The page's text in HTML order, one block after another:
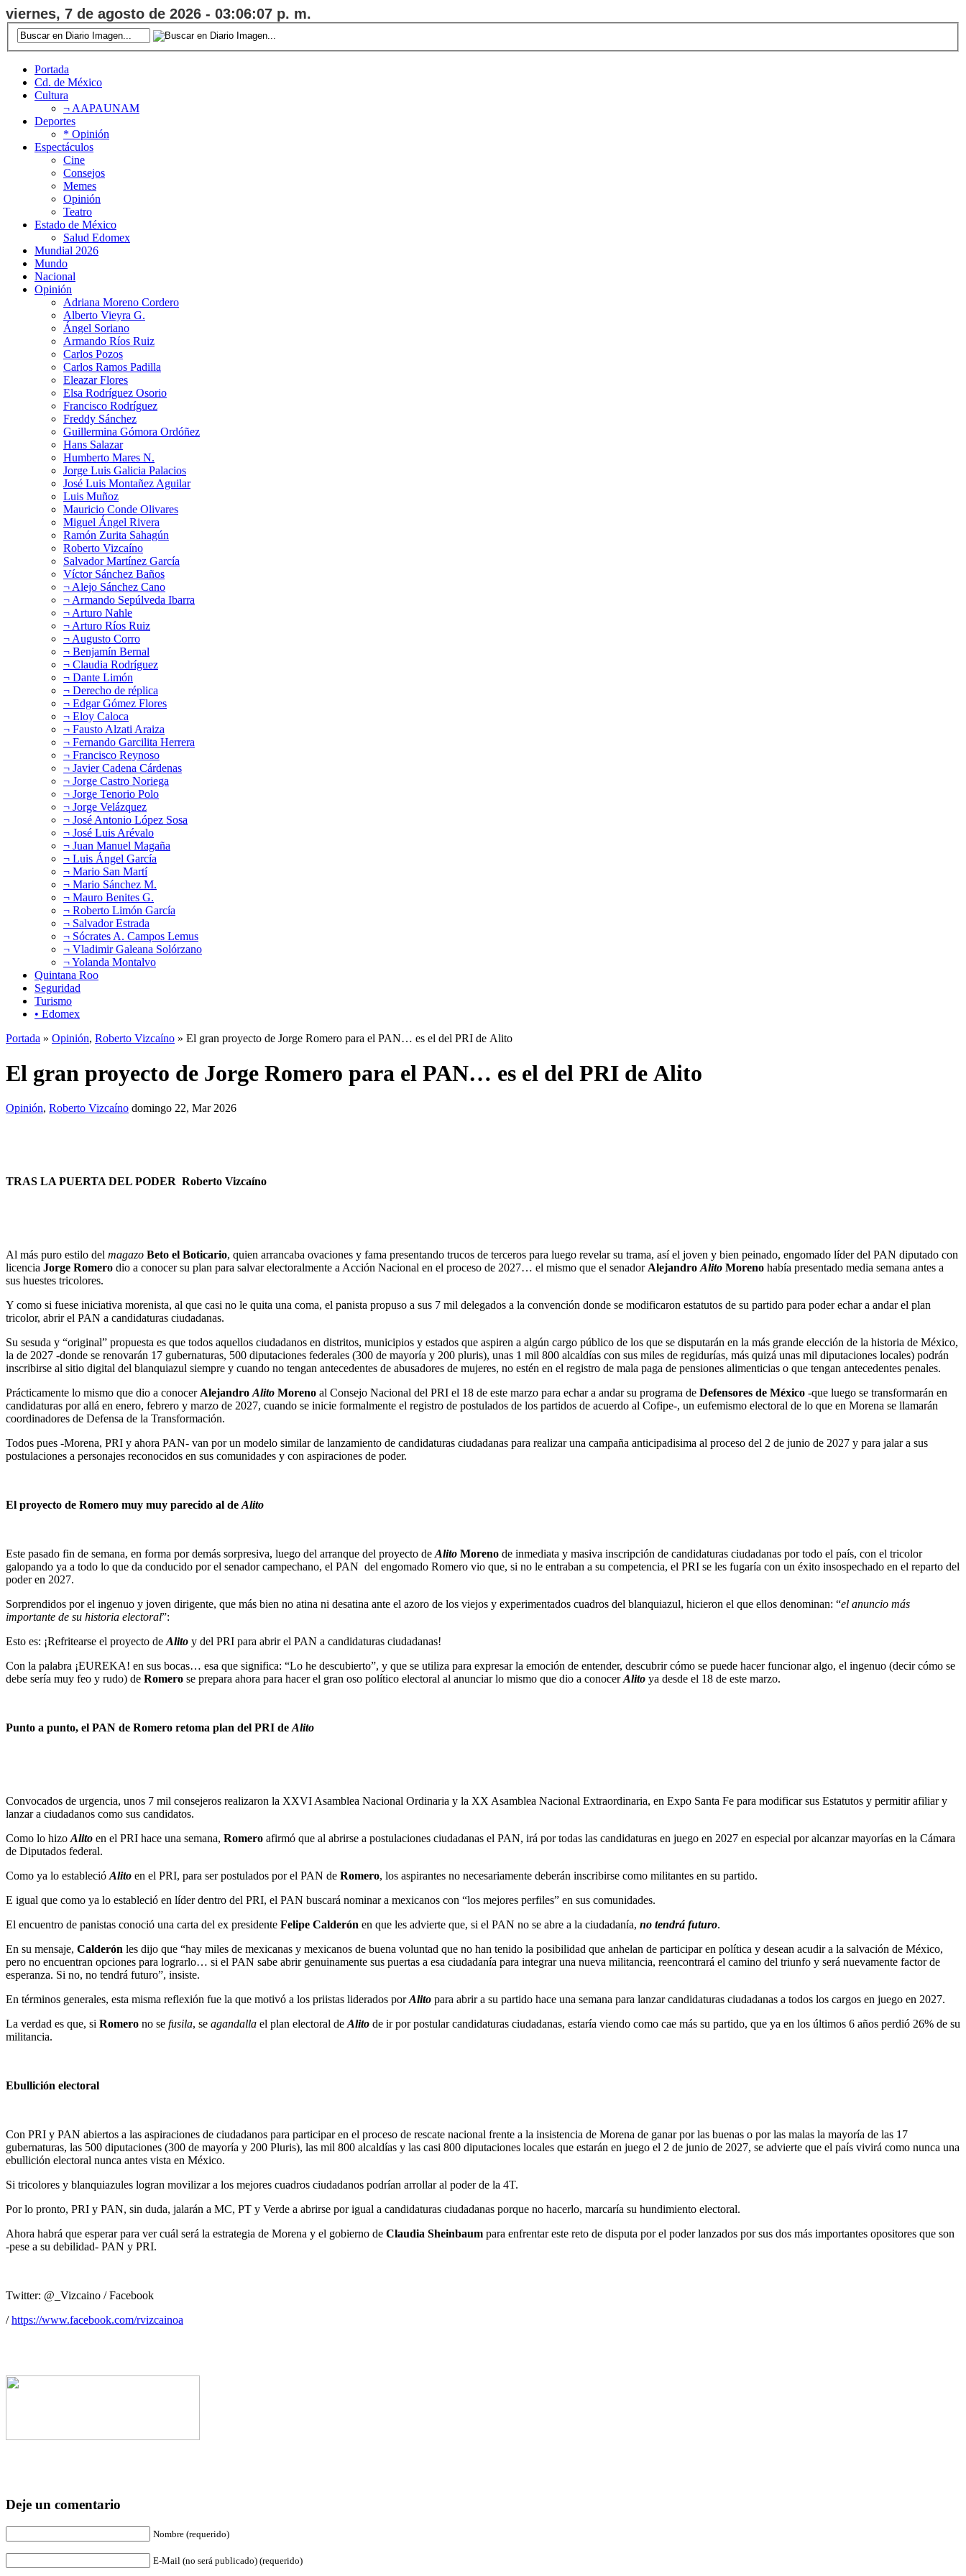
viernes, 7 de agosto de 2026 - 03:06:08 p. m.
Portada
Cd. de México
Cultura
¬ AAPAUNAM
Deportes
* Opinión
Espectáculos
Cine
Consejos
Memes
Opinión
Teatro
Estado de México
Salud Edomex
Mundial 2026
Mundo
Nacional
Opinión
Adriana Moreno Cordero
Alberto Vieyra G.
Ángel Soriano
Armando Ríos Ruiz
Carlos Pozos
Carlos Ramos Padilla
Eleazar Flores
Elsa Rodríguez Osorio
Francisco Rodríguez
Freddy Sánchez
Guillermina Gómora Ordóñez
Hans Salazar
Humberto Mares N.
Jorge Luis Galicia Palacios
José Luis Montañez Aguilar
Luis Muñoz
Mauricio Conde Olivares
Miguel Ángel Rivera
Ramón Zurita Sahagún
Roberto Vizcaíno
Salvador Martínez García
Víctor Sánchez Baños
¬ Alejo Sánchez Cano
¬ Armando Sepúlveda Ibarra
¬ Arturo Nahle
¬ Arturo Ríos Ruiz
¬ Augusto Corro
¬ Benjamín Bernal
¬ Claudia Rodríguez
¬ Dante Limón
¬ Derecho de réplica
¬ Edgar Gómez Flores
¬ Eloy Caloca
¬ Fausto Alzati Araiza
¬ Fernando Garcilita Herrera
¬ Francisco Reynoso
¬ Javier Cadena Cárdenas
¬ Jorge Castro Noriega
¬ Jorge Tenorio Polo
¬ Jorge Velázquez
¬ José Antonio López Sosa
¬ José Luis Arévalo
¬ Juan Manuel Magaña
¬ Luis Ángel García
¬ Mario San Martí
¬ Mario Sánchez M.
¬ Mauro Benites G.
¬ Roberto Limón García
¬ Salvador Estrada
¬ Sócrates A. Campos Lemus
¬ Vladimir Galeana Solórzano
¬ Yolanda Montalvo
Quintana Roo
Seguridad
Turismo
• Edomex
Portada » Opinión, Roberto Vizcaíno » El gran proyecto de Jorge Romero para el PAN… es el del PRI de Alito
El gran proyecto de Jorge Romero para el PAN… es el del PRI de Alito
Opinión, Roberto Vizcaíno domingo 22, Mar 2026
TRAS LA PUERTA DEL PODER Roberto Vizcaíno
Al más puro estilo del magazo Beto el Boticario, quien arrancaba ovaciones y fama presentando trucos de terceros para luego revelar su trama, así el joven y bien peinado, engomado líder del PAN diputado con
licencia Jorge Romero dio a conocer su plan para salvar electoralmente a Acción Nacional en el proceso de 2027… el mismo que el senadorAlejandroAlito Moreno había presentado media semana antes a
sus huestes tricolores.
Y como si fuese iniciativa morenista, al que casi no le quita una coma, el panista propuso a sus 7 mil delegados a la convención donde se modificaron estatutos de su partido para poder echar a andar el plan
tricolor, abrir el PAN a candidaturas ciudadanas.
Su sesuda y “original” propuesta es que todos aquellos ciudadanos en distritos, municipios y estados que aspiren a algún cargo público de los que se disputarán en la más grande elección de la historia de México,
la de 2027 -donde se renovarán 17 gubernaturas, 500 diputaciones federales (300 de mayoría y 200 pluris), unas 1 mil 800 alcaldías con sus miles de regidurías, más quizá unas mil diputaciones locales) podrán
inscribirse al sitio digital del blanquiazul siempre y cuando no tengan antecedentes de abusadores de mujeres, no estén en el registro de mala paga de pensiones alimenticias o que tengan antecedentes penales.
Prácticamente lo mismo que dio a conocerAlejandroAlito Moreno al Consejo Nacional del PRI el 18 de este marzo para echar a andar su programa de Defensores de México -que luego se transformarán en
candidaturas por allá en enero, febrero y marzo de 2027, cuando se inicie formalmente el registro de postulados de los partidos de acuerdo al Cofipe-, un eufemismo electoral de lo que en Morena se llamarán
coordinadores de Defensa de la Transformación.
Todos pues -Morena, PRI y ahora PAN- van por un modelo similar de lanzamiento de candidaturas ciudadanas para realizar una campaña anticipadisima al proceso del 2 de junio de 2027 y para jalar a sus
postulaciones a personajes reconocidos en sus comunidades y con aspiraciones de poder.
El proyecto de Romero muy muy parecido al deAlito
Este pasado fin de semana, en forma por demás sorpresiva, luego del arranque del proyecto deAlito Moreno de inmediata y masiva inscripción de candidaturas ciudadanas por todo el país, con el tricolor
galopando ya a todo lo que da conducido por el senador campechano, el PAN del engomado Romero vio que, si no le entraban a su competencia, el PRI se les fugaría con un éxito insospechado en el reparto del
poder en 2027.
Sorprendidos por el ingenuo y joven dirigente, que más bien no atina ni desatina ante el azoro de los viejos y experimentados cuadros del blanquiazul, hicieron el que ellos denominan: “el anuncio más
importante de su historia electoral”:
Esto es: ¡Refritearse el proyecto deAlito y del PRI para abrir el PAN a candidaturas ciudadanas!
Con la palabra ¡EUREKA! en sus bocas… esa que significa: “Lo he descubierto”, y que se utiliza para expresar la emoción de entender, descubrir cómo se puede hacer funcionar algo, el ingenuo (decir cómo se
debe sería muy feo y rudo) de Romero se prepara ahora para hacer el gran oso político electoral al anunciar lo mismo que dio a conocerAlito ya desde el 18 de este marzo.
Punto a punto, el PAN de Romero retoma plan del PRI deAlito
Convocados de urgencia, unos 7 mil consejeros realizaron la XXVI Asamblea Nacional Ordinaria y la XX Asamblea Nacional Extraordinaria, en Expo Santa Fe para modificar sus Estatutos y permitir afiliar y
lanzar a ciudadanos como sus candidatos.
Como lo hizoAlito en el PRI hace una semana, Romero afirmó que al abrirse a postulaciones ciudadanas el PAN, irá por todas las candidaturas en juego en 2027 en especial por alcanzar mayorías en la Cámara
de Diputados federal.
Como ya lo establecióAlito en el PRI, para ser postulados por el PAN de Romero, los aspirantes no necesariamente deberán inscribirse como militantes en su partido.
E igual que como ya lo estableció en líder dentro del PRI, el PAN buscará nominar a mexicanos con “los mejores perfiles” en sus comunidades.
El encuentro de panistas conoció una carta del ex presidente Felipe Calderón en que les advierte que, si el PAN no se abre a la ciudadanía, no tendrá futuro.
En su mensaje, Calderón les dijo que “hay miles de mexicanas y mexicanos de buena voluntad que no han tenido la posibilidad que anhelan de participar en política y desean acudir a la salvación de México,
pero no encuentran opciones para lograrlo… si el PAN sabe abrir genuinamente sus puertas a esa ciudadanía para integrar una nueva militancia, reencontrará el camino del triunfo y será nuevamente factor de
esperanza. Si no, no tendrá futuro”, insiste.
En términos generales, esta misma reflexión fue la que motivó a los priistas liderados porAlito para abrir a su partido hace una semana para lanzar candidaturas ciudadanas a todos los cargos en juego en 2027.
La verdad es que, si Romero no se fusila, se agandalla el plan electoral deAlito de ir por postular candidaturas ciudadanas, estaría viendo como cae más su partido, que ya en los últimos 6 años perdió 26% de su
militancia.
Ebullición electoral
Con PRI y PAN abiertos a las aspiraciones de ciudadanos para participar en el proceso de rescate nacional frente a la insistencia de Morena de ganar por las buenas o por las malas la mayoría de las 17
gubernaturas, las 500 diputaciones (300 de mayoría y 200 Pluris), las mil 800 alcaldías y las casi 800 diputaciones locales que estarán en juego el 2 de junio de 2027, se advierte que el país vivirá como nunca una
ebullición electoral nunca antes vista en México.
Si tricolores y blanquiazules logran movilizar a los mejores cuadros ciudadanos podrían arrollar al poder de la 4T.
Por lo pronto, PRI y PAN, sin duda, jalarán a MC, PT y Verde a abrirse por igual a candidaturas ciudadanas porque no hacerlo, marcaría su hundimiento electoral.
Ahora habrá que esperar para ver cuál será la estrategia de Morena y el gobierno de Claudia Sheinbaum para enfrentar este reto de disputa por el poder lanzados por sus dos más importantes opositores que son
-pese a su debilidad- PAN y PRI.
Twitter: @_Vizcaino / Facebook
/https://www.facebook.com/rvizcainoa
Deje un comentario
Nombre (requerido)
E-Mail (no será publicado) (requerido)